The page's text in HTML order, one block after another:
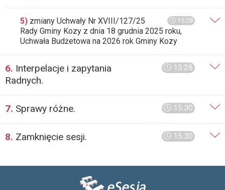
15:28
5) zmiany Uchwały Nr XVIII/127/25
Rady Gminy Kozy z dnia 18 grudnia 2025 roku,
Uchwała Budżetowa na 2026 rok Gminy Kozy
15:28
6. Interpelacje i zapytania
Radnych.
15:30
7. Sprawy różne.
15:30
8. Zamknięcie sesji.